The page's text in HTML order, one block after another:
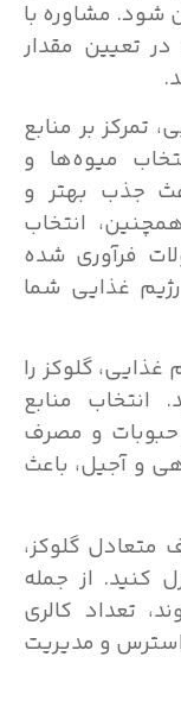
شود. مشاوره با
تعیین مقدار
تمرکز بر منابع
میوه‌ها و
جذب بهتر و
انتخاب
فرآوری شده
غذایی شما
غذایی، گلوکز را
انتخاب منابع
حبوبات و مصرف
و آجیل، باعث
متعادل گلوکز،
کنید. از جمله
تعداد کالری
و مدیریت